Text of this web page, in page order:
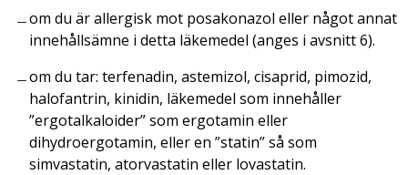
om du är allergisk mot posakonazol eller något annat
innehållsämne i detta läkemedel (anges i avsnitt 6).
om du tar: terfenadin, astemizol, cisaprid, pimozid,
halofantrin, kinidin, läkemedel som innehåller
”ergotalkaloider” som ergotamin eller
dihydroergotamin, eller en ”statin” så som
simvastatin, atorvastatin eller lovastatin.